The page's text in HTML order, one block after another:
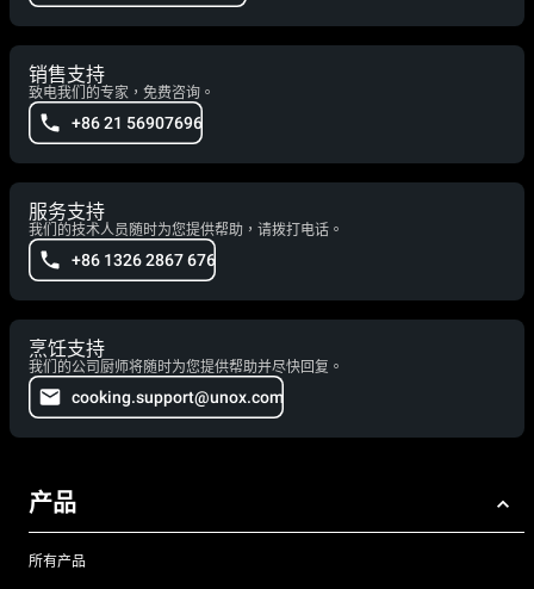
销售支持
致电我们的专家，免费咨询。
+86 21 56907696
服务支持
我们的技术人员随时为您提供帮助，请拨打电话。
+86 1326 2867 676
烹饪支持
我们的公司厨师将随时为您提供帮助并尽快回复。
cooking.support@unox.com
产品
所有产品